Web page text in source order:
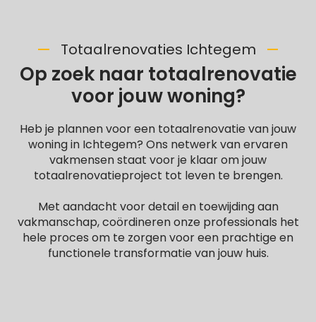
Totaalrenovaties Ichtegem
Op zoek naar totaalrenovatie
voor jouw woning?
Heb je plannen voor een totaalrenovatie van jouw
woning in Ichtegem? Ons netwerk van ervaren
vakmensen staat voor je klaar om jouw
totaalrenovatieproject tot leven te brengen.
Met aandacht voor detail en toewijding aan
vakmanschap, coördineren onze professionals het
hele proces om te zorgen voor een prachtige en
functionele transformatie van jouw huis.